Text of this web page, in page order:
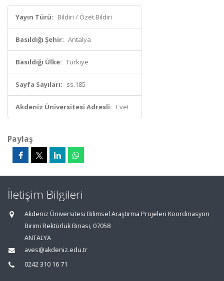
Yayın Türü: Bildiri / Özet Bildiri
Basıldığı Şehir: Antalya
Basıldığı Ülke: Türkiye
Sayfa Sayıları: ss.185
Akdeniz Üniversitesi Adresli: Evet
Paylaş
İletişim Bilgileri
Akdeniz Üniversitesi Bilimsel Araştırma Projeleri Koordinasyon
Birimi Rektörlük Binası, 07058
ANTALYA
aves@akdeniz.edu.tr
0242 310 16 71